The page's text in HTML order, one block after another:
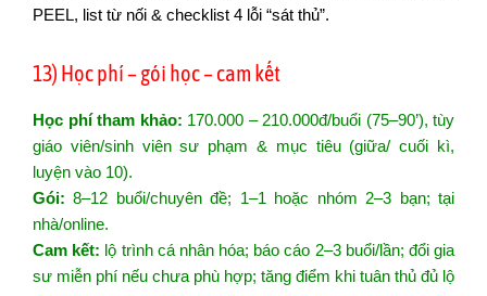
PEEL, list từ nối & checklist 4 lỗi “sát thủ”.
13) Học phí – gói học – cam kết
Học phí tham khảo: 170.000 – 210.000đ/buổi (75–90’), tùy
giáo viên/sinh viên sư phạm & mục tiêu (giữa/ cuối kì,
luyện vào 10).
Gói: 8–12 buổi/chuyên đề; 1–1 hoặc nhóm 2–3 bạn; tại
nhà/online.
Cam kết: lộ trình cá nhân hóa; báo cáo 2–3 buổi/lần; đổi gia
sư miễn phí nếu chưa phù hợp; tăng điểm khi tuân thủ đủ lộ